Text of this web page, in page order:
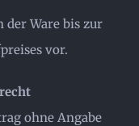
der Ware bis zur
vor.
ohne Angabe